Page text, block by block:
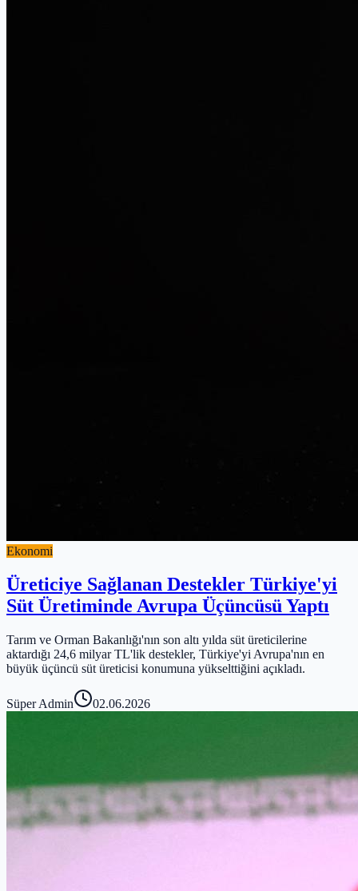
Ekonomi
Üreticiye Sağlanan Destekler Türkiye'yi
Süt Üretiminde Avrupa Üçüncüsü Yaptı
Tarım ve Orman Bakanlığı'nın son altı yılda süt üreticilerine
aktardığı 24,6 milyar TL'lik destekler, Türkiye'yi Avrupa'nın en
büyük üçüncü süt üreticisi konumuna yükselttiğini açıkladı.
Süper Admin 02.06.2026